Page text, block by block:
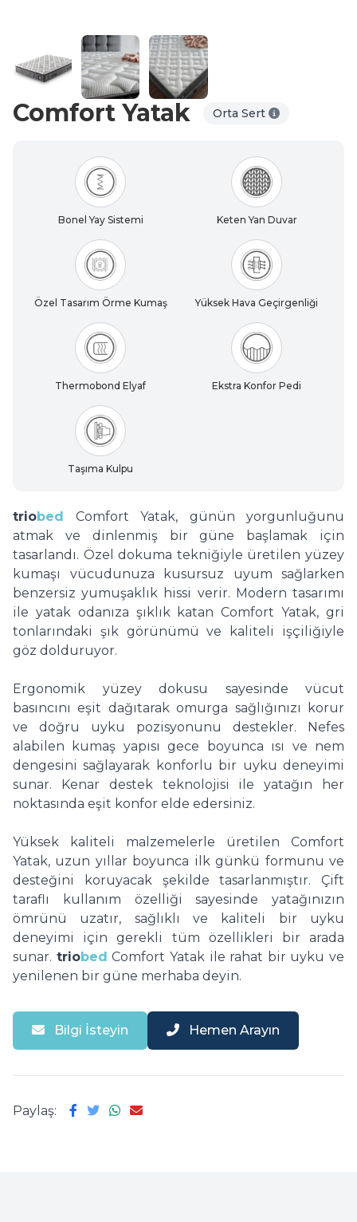
Comfort Yatak Orta Sert
Bonel Yay Sistemi Keten Yan Duvar
Özel Tasarım Örme Kumaş Yüksek Hava Geçirgenliği
Thermobond Elyaf Ekstra Konfor Pedi
Taşıma Kulpu
triobed
Comfort Yatak, günün yorgunluğunu
atmak ve dinlenmiş bir güne başlamak için
tasarlandı. Özel dokuma tekniğiyle üretilen yüzey
kumaşı vücudunuza kusursuz uyum sağlarken
benzersiz yumuşaklık hissi verir. Modern tasarımı
ile yatak odanıza şıklık katan Comfort Yatak, gri
tonlarındaki şık görünümü ve kaliteli işçiliğiyle
göz dolduruyor.
Ergonomik yüzey dokusu sayesinde vücut
basıncını eşit dağıtarak omurga sağlığınızı korur
ve doğru uyku pozisyonunu destekler. Nefes
alabilen kumaş yapısı gece boyunca ısı ve nem
dengesini sağlayarak konforlu bir uyku deneyimi
sunar. Kenar destek teknolojisi ile yatağın her
noktasında eşit konfor elde edersiniz.
Yüksek kaliteli malzemelerle üretilen Comfort
Yatak, uzun yıllar boyunca ilk günkü formunu ve
desteğini koruyacak şekilde tasarlanmıştır. Çift
taraflı kullanım özelliği sayesinde yatağınızın
ömrünü uzatır, sağlıklı ve kaliteli bir uyku
deneyimi için gerekli tüm özellikleri bir arada
sunar. triobed Comfort Yatak ile rahat bir uyku ve
yenilenen bir güne merhaba deyin.
Bilgi İsteyin Hemen Arayın
Paylaş: